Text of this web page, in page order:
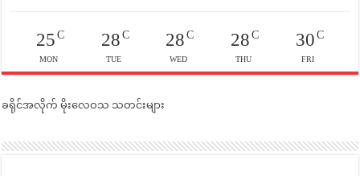
25C
MON
28C
TUE
28 C
WED
28C
THU
30C
FRI
ခရိုင်အလိုက် မိုးလေဝသ သတင်းများ